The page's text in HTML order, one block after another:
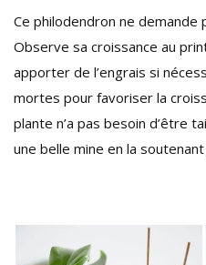
Ce philodendron ne demande
Observe sa croissance au
apporter de l’engrais si
mortes pour favoriser la
plante n’a pas besoin d’être
une belle mine en la